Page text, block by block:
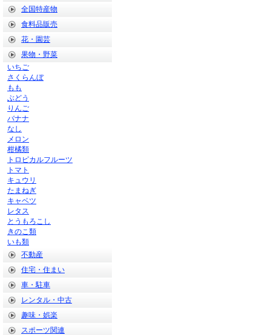
全国特産物
食料品販売
花・園芸
果物・野菜
いちご
さくらんぼ
もも
ぶどう
りんご
バナナ
なし
メロン
柑橘類
トロピカルフルーツ
トマト
キュウリ
たまねぎ
キャベツ
レタス
とうもろこし
きのこ類
いも類
不動産
住宅・住まい
車・駐車
レンタル・中古
趣味・娯楽
スポーツ関連